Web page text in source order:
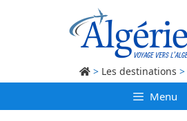
> Les destinations >
Menu